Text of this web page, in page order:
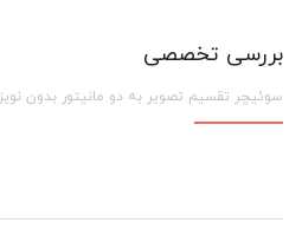
بررسی تخصصی
سوئیچر تقسیم تصویر به دو مانیتور بدون نویز